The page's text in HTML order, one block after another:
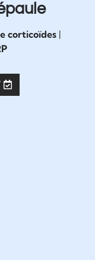
corticoïdes|